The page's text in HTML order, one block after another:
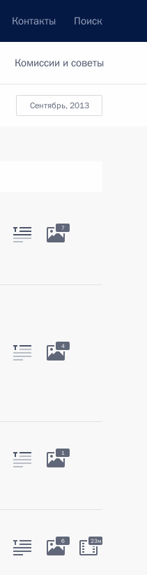
Контакты Поиск
Комиссии и советы
сентябрь, 2013
7
4
1
6 23м